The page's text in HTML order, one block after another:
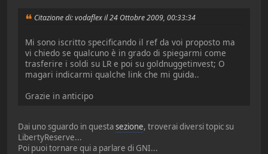
Citazione di: vodaflex il 24 Ottobre 2009, 00:33:34
Mi sono iscritto specificando il ref da voi proposto ma
vi chiedo se qualcuno è in grado di spiegarmi come
trasferire i soldi su LR e poi su goldnuggetinvest; O
magari indicarmi qualche link che mi guida..
Grazie in anticipo
Dai uno sguardo in questasezione, troverai diversi topic su
LibertyReserve...
Poi puoi tornare qui a parlare di GNI...